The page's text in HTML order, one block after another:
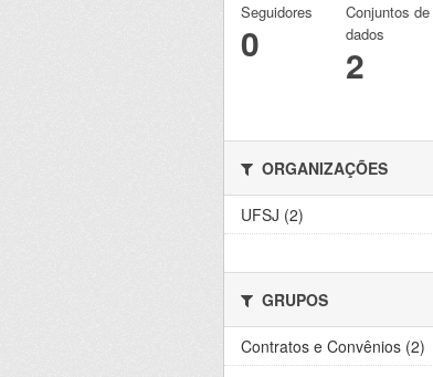
Seguidores
0
Conjuntos de
dados
2
ORGANIZAÇÕES
UFSJ (2)
GRUPOS
Contratos e Convênios (2)